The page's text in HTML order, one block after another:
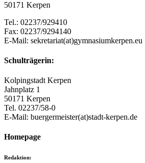
50171 Kerpen
Tel.: 02237/929410
Fax: 02237/9294140
E-Mail: sekretariat(at)gymnasiumkerpen.eu
Schulträgerin:
Kolpingstadt Kerpen
Jahnplatz 1
50171 Kerpen
Tel. 02237/58-0
E-Mail: buergermeister(at)stadt-kerpen.de
Homepage
Redaktion: